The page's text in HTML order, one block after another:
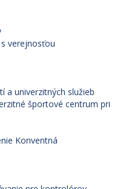
verejnosťou
a univerzitných služieb
športové centrum pri
Konventná